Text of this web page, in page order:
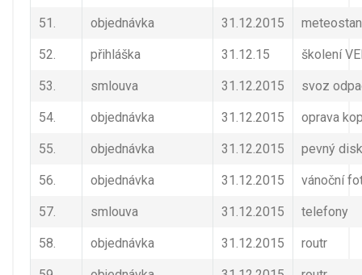
51. objednávka 31.12.2015
52. přihláška 31.12.15 školení
53. smlouva 31.12.2015 svoz
54. objednávka 31.12.2015 oprava
55. objednávka 31.12.2015 pevný disk
56. objednávka 31.12.2015 vánoční
57. smlouva 31.12.2015 telefony
58. objednávka 31.12.2015 routr